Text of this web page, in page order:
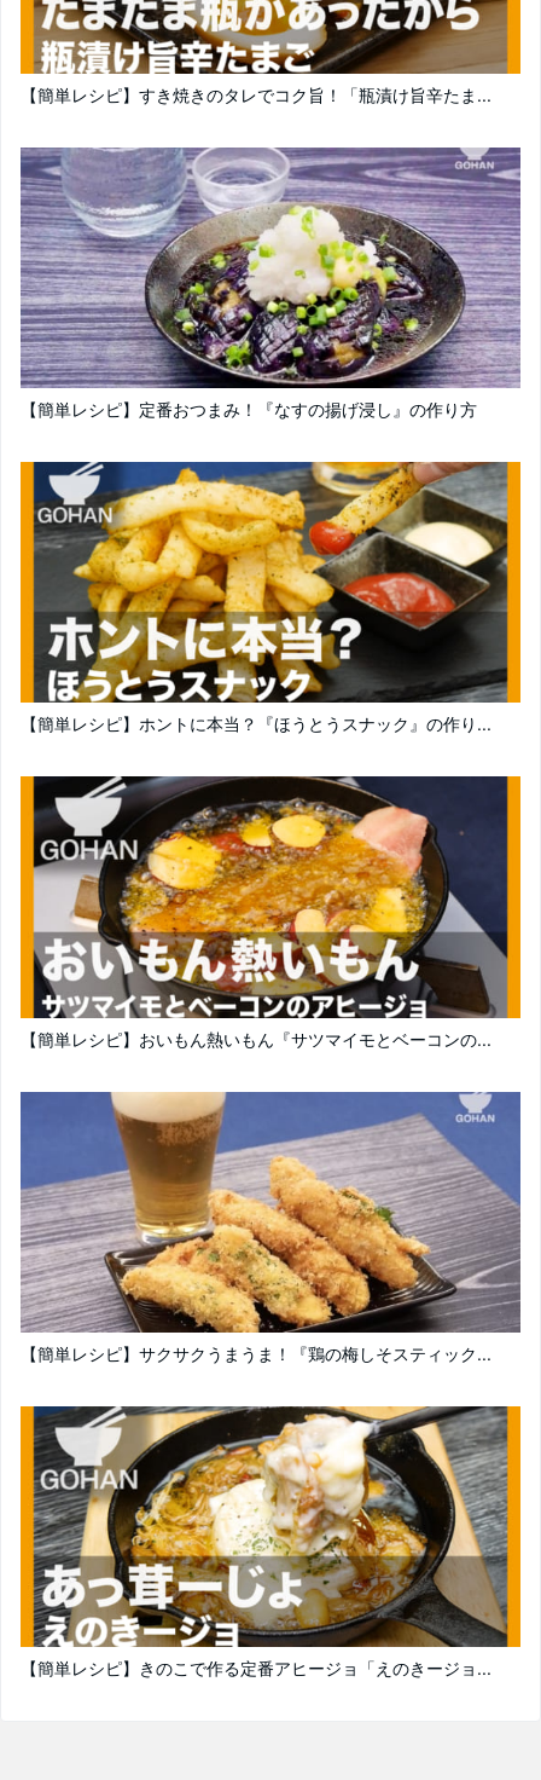
【簡単レシピ】すき焼きのタレでコク旨！「瓶漬け旨辛たま...
【簡単レシピ】定番おつまみ！『なすの揚げ浸し』の作り方
【簡単レシピ】ホントに本当？『ほうとうスナック』の作り...
【簡単レシピ】おいもん熱いもん『サツマイモとベーコンの...
【簡単レシピ】サクサクうまうま！『鶏の梅しそスティック...
【簡単レシピ】きのこで作る定番アヒージョ「えのきージョ...